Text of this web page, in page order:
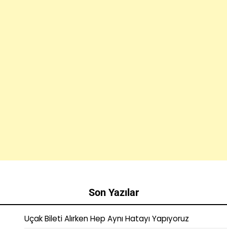
Son Yazılar
Uçak Bileti Alırken Hep Aynı Hatayı Yapıyoruz